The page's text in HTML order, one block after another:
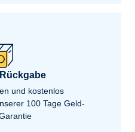
und kostenlos
100 Tage Geld-